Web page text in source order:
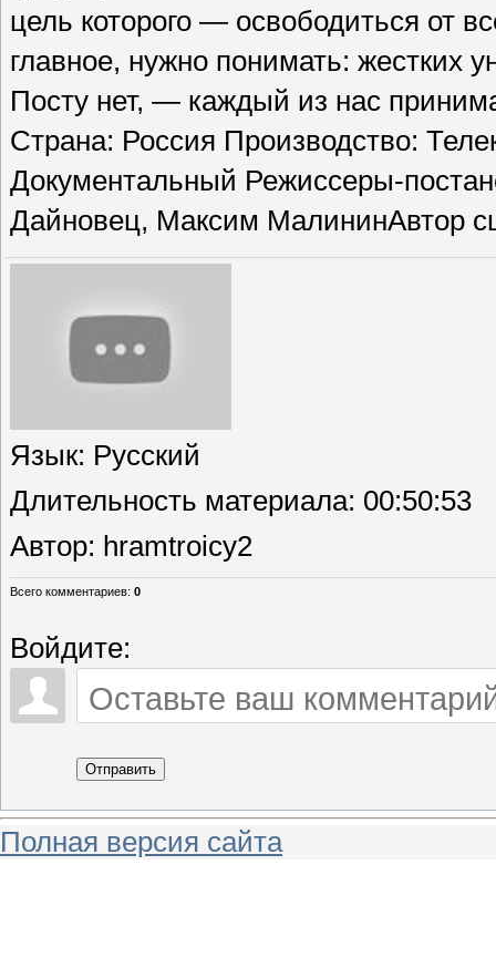
цель которого — освободиться от
главное, нужно понимать: жестких
Посту нет, — каждый из нас
Страна: Россия Производство:
Документальный Режиссеры-
Дайновец, Максим МалининАвтор
Язык: Русский
Длительность материала: 00:50:53
Автор: hramtroicy2
Всего комментариев: 0
Войдите:
Отправить
Полная версия сайта